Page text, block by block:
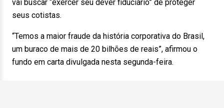
vai buscar “exercer seu dever fiduciário” de proteger
seus cotistas.
“Temos a maior fraude da história corporativa do Brasil,
um buraco de mais de 20 bilhões de reais”, afirmou o
fundo em carta divulgada nesta segunda-feira.